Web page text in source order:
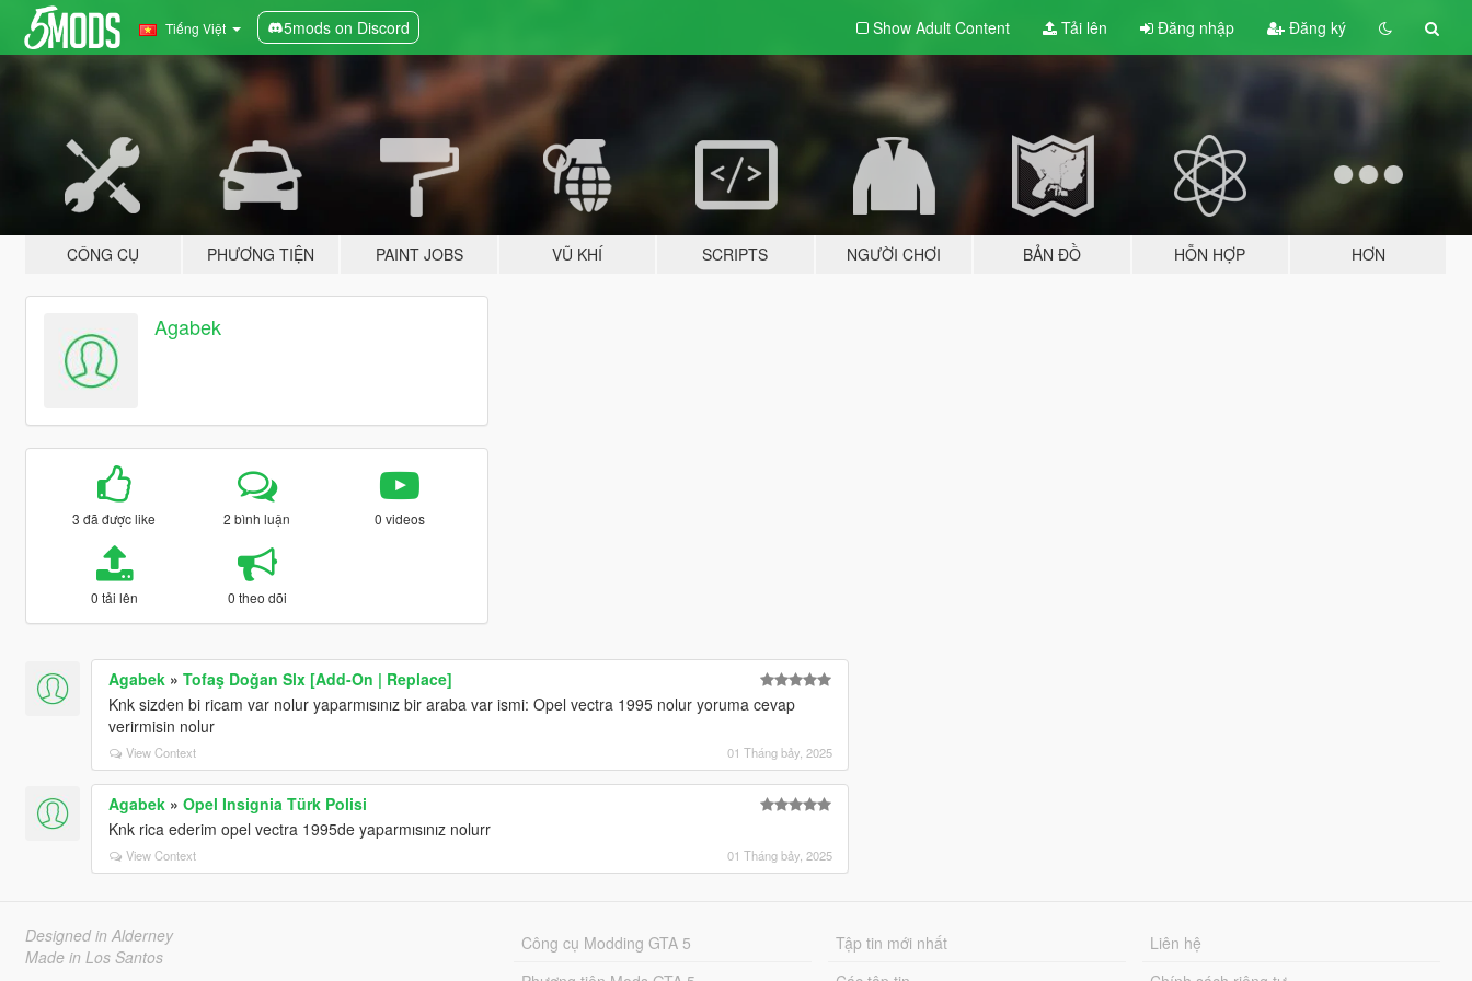
Tiếng Việt 5mods on Discord Show Adult Content Tải lên Đăng nhập Đăng ký
CÔNG CỤ PHƯƠNG TIỆN PAINT JOBS VŨ KHÍ SCRIPTS NGƯỜI CHƠI BẢN ĐỒ HỖN HỢP HƠN
Agabek
3 đã được like 2 bình luận 0 videos
0 tải lên 0 theo dõi
Agabek» Tofaş Doğan Slx [Add-On | Replace]
Knk sizden bi ricam var nolur yaparmısınız bir araba var ismi: Opel vectra 1995 nolur yoruma cevap
verirmisin nolur
View Context 01 Tháng bảy, 2025
Agabek» Opel Insignia Türk Polisi
Knk rica ederim opel vectra 1995de yaparmısınız nolurr
View Context 01 Tháng bảy, 2025
Designed in Alderney
Made in Los Santos
Công cụ Modding GTA 5
Tập tin mới nhất
Liên hệ